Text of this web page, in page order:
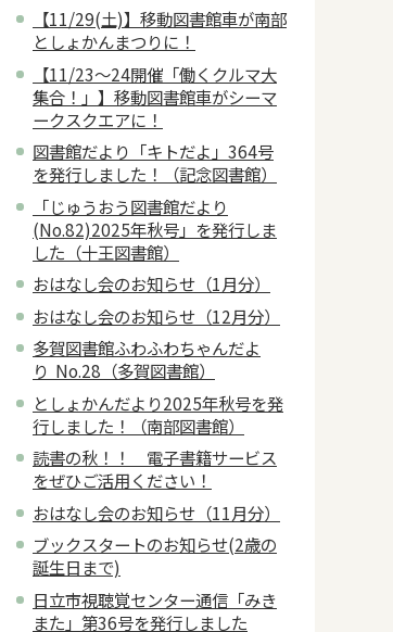
【11/29(土)】移動図書館車が南部
としょかんまつりに！
【11/23～24開催「働くクルマ大
集合！」】移動図書館車がシーマ
ークスクエアに！
図書館だより「キトだよ」364号
を発行しました！（記念図書館）
「じゅうおう図書館だより
(No.82)2025年秋号」を発行しま
した（十王図書館）
おはなし会のお知らせ（1月分）
おはなし会のお知らせ（12月分）
多賀図書館ふわふわちゃんだよ
り No.28（多賀図書館）
としょかんだより2025年秋号を発
行しました！（南部図書館）
読書の秋！！ 電子書籍サービス
をぜひご活用ください！
おはなし会のお知らせ（11月分）
ブックスタートのお知らせ(2歳の
誕生日まで)
日立市視聴覚センター通信「みき
また」第36号を発行しました